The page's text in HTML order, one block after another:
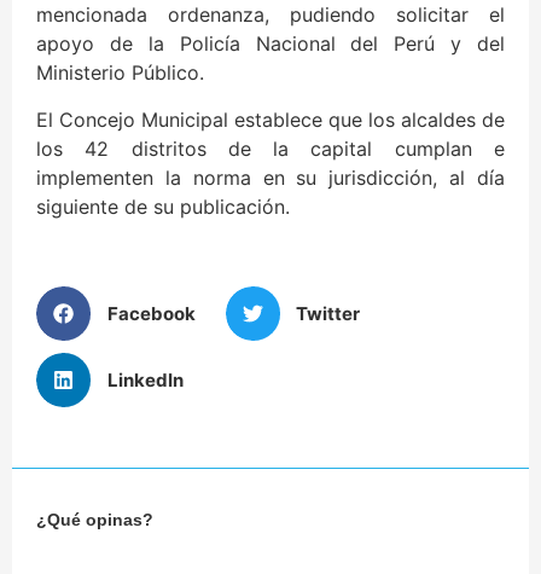
mencionada ordenanza, pudiendo solicitar el
apoyo de la Policía Nacional del Perú y del
Ministerio Público.
El Concejo Municipal establece que los alcaldes de
los 42 distritos de la capital cumplan e
implementen la norma en su jurisdicción, al día
siguiente de su publicación.
Facebook Twitter
LinkedIn
¿Qué opinas?